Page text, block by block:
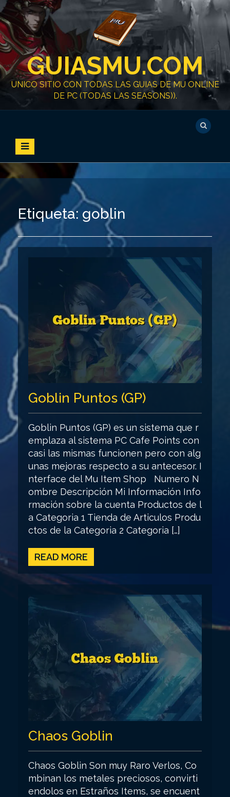
k
i
p
t
c
o
GUIASMU.COM
UNICO SITIO CON TODAS LAS GUIAS DE MU ONLINE
DE PC (TODAS LAS SEASONS)).
Etiqueta: goblin
Goblin Puntos (GP)
Goblin Puntos (GP) es un sistema que r
emplaza al sistema PC Cafe Points con
casi las mismas funcionen pero con alg
unas mejoras respecto a su antecesor. I
nterface del Mu Item Shop Numero N
ombre Descripción Mi Información Info
rmación sobre la cuenta Productos de l
a Categoria 1 Tienda de Articulos Produ
ctos de la Categoria 2 Categoria […]
READ MORE
Chaos Goblin
Chaos Goblin Son muy Raro Verlos, Co
mbinan los metales preciosos, convirti
endolos en Estraños Items, se encuent